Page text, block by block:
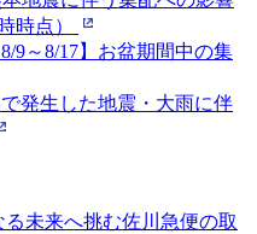
時点）
9～8/17】お盆期間中の集
発生した地震・大雨に伴
る未来へ挑む佐川急便の取